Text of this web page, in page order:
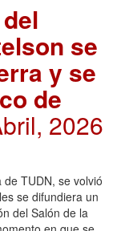
se
y se
de
2026
TUDN, se volvió
se difundiera un
del Salón de la